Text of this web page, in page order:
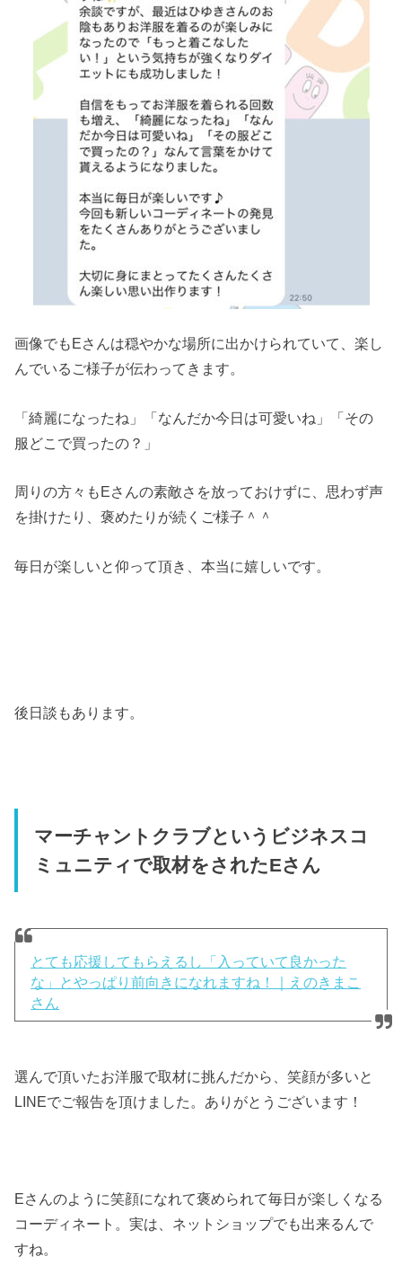
画像でもEさんは穏やかな場所に出かけられていて、楽し
んでいるご様子が伝わってきます。
「綺麗になったね」「なんだか今日は可愛いね」「その
服どこで買ったの？」
周りの方々もEさんの素敵さを放っておけずに、思わず声
を掛けたり、褒めたりが続くご様子＾＾
毎日が楽しいと仰って頂き、本当に嬉しいです。
後日談もあります。
マーチャントクラブというビジネスコ
ミュニティで取材をされたEさん
とても応援してもらえるし「入っていて良かった
な」とやっぱり前向きになれますね！｜えのきまこ
さん
選んで頂いたお洋服で取材に挑んだから、笑顔が多いと
LINEでご報告を頂けました。ありがとうございます！
Eさんのように笑顔になれて褒められて毎日が楽しくなる
コーディネート。実は、ネットショップでも出来るんで
すね。